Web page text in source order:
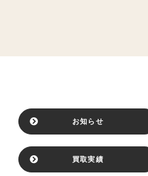
お知らせ
買取実績